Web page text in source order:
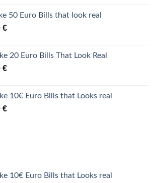
50 Euro Bills that look real
€
20 Euro Bills That Look Real
€
10€ Euro Bills that Looks real
€
10€ Euro Bills that Looks real